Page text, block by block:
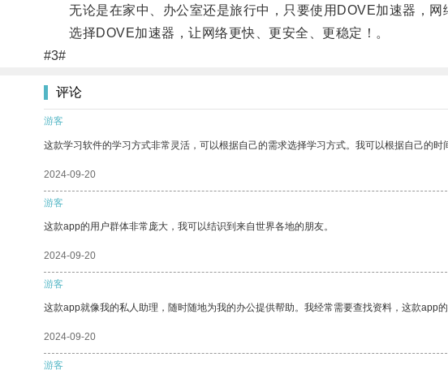
无论是在家中、办公室还是旅行中，只要使用DOVE加速器，网
选择DOVE加速器，让网络更快、更安全、更稳定！。
#3#
评论
游客
这款学习软件的学习方式非常灵活，可以根据自己的需求选择学习方式。我可以根据自己的时
2024-09-20
游客
这款app的用户群体非常庞大，我可以结识到来自世界各地的朋友。
2024-09-20
游客
这款app就像我的私人助理，随时随地为我的办公提供帮助。我经常需要查找资料，这款app
2024-09-20
游客